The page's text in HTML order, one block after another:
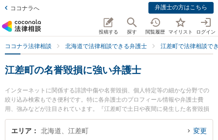
ココナラへ 弁護士の方はこちら
投稿する 探す 閲覧履歴 マイリスト ログイン
ココナラ法律相談 北海道で法律相談できる弁護士 江差町で法律相談で
江差町の名誉毀損に強い弁護士
インターネットに関係する誹謗中傷や名誉毀損、個人特定等の細かな分野での
絞り込み検索もでき便利です。特に各弁護士のプロフィール情報や弁護士費
用、強みなどが注目されています。『江差町で土日や夜間に発生した名誉毀損
のトラブルを今すぐに弁護士に相談したい』『名誉毀損のトラブル解決の実績
豊富な近くの弁護士を検索したい』『初回相談無料で名誉毀損を法律相談でき
エリア 北海道、江差町 変更